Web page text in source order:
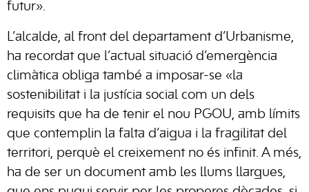
futur».
L’alcalde, al front del departament d’Urbanisme,
ha recordat que l’actual situació d’emergència
climàtica obliga també a imposar-se «la
sostenibilitat i la justícia social com un dels
requisits que ha de tenir el nou PGOU, amb límits
que contemplin la falta d’aigua i la fragilitat del
territori, perquè el creixement no és infinit. A més,
ha de ser un document amb les llums llargues,